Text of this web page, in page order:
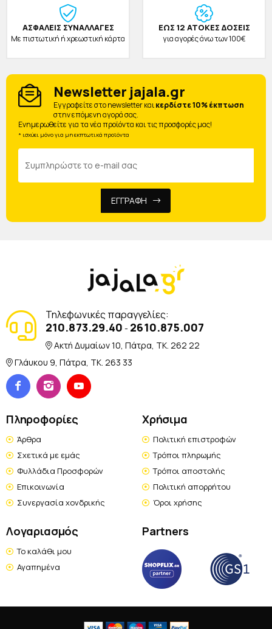
ΑΣΦΑΛΕΙΣ ΣΥΝΑΛΛΑΓΕΣ
Με πιστωτική ή χρεωστική κάρτα
ΕΩΣ 12 ΑΤΟΚΕΣ ΔΟΣΕΙΣ
για αγορές άνω των 100€
Newsletter jajala.gr
Eγγραφείτε στο newsletter καικερδίστε 10% έκπτωση
στην επόμενη αγορά σας.
Ενημερωθείτε για τα νέα προϊόντα και τις προσφορές μας!
* ισχύει μόνο για μη εκπτωτικά προϊόντα
ΕΓΓΡΑΦΗ
Τηλεφωνικές παραγγελίες:
210.873.29.40 - 2610.875.007
Ακτή Δυμαίων 10, Πάτρα, TK. 262 22
Γλάυκου 9, Πάτρα, TK. 263 33
Πληροφορίες
Άρθρα
Σχετικά με εμάς
Φυλλάδια Προσφορών
Επικοινωνία
Συνεργασία χονδρικής
Χρήσιμα
Πολιτική επιστροφών
Τρόποι πληρωμής
Τρόποι αποστολής
Πολιτική απορρήτου
Όροι χρήσης
Λογαριασμός
Το καλάθι μου
Αγαπημένα
Partners